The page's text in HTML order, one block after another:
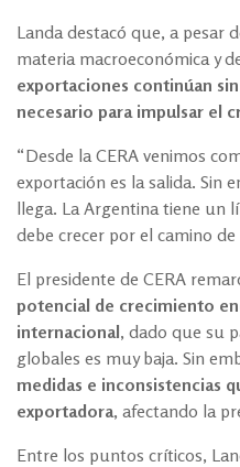
Landa destacó que, a pesar
materia macroeconómica y
exportaciones continúan
necesario para impulsar el
“Desde la CERA venimos
exportación es la salida. Sin
llega. La Argentina tiene un
debe crecer por el camino
El presidente de CERA
potencial de crecimiento
internacional, dado que su
globales es muy baja. Sin
medidas e inconsistencias
exportadora, afectando la
Entre los puntos críticos,